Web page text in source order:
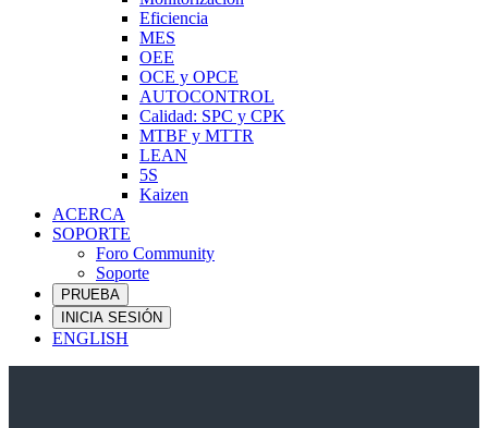
Eficiencia
MES
OEE
OCE y OPCE
AUTOCONTROL
Calidad: SPC y CPK
MTBF y MTTR
LEAN
5S
Kaizen
ACERCA
SOPORTE
Foro Community
Soporte
PRUEBA
INICIA SESIÓN
ENGLISH